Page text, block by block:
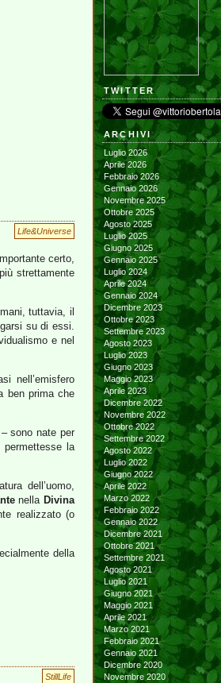
Life&Universe
certo,
strettamente
tuttavia, il
su di essi.
e nel
nell’emisfero
ben prima che
sono nate per
permettesse la
dell’uomo,
nella Divina
realizzato (o
della
StillLife
TWITTER
ARCHIVI
Luglio 2026
Aprile 2026
Febbraio 2026
Gennaio 2026
Novembre 2025
Ottobre 2025
Agosto 2025
Luglio 2025
Giugno 2025
Gennaio 2025
Luglio 2024
Aprile 2024
Gennaio 2024
Dicembre 2023
Ottobre 2023
Settembre 2023
Agosto 2023
Luglio 2023
Giugno 2023
Maggio 2023
Aprile 2023
Dicembre 2022
Novembre 2022
Ottobre 2022
Settembre 2022
Agosto 2022
Luglio 2022
Giugno 2022
Aprile 2022
Marzo 2022
Febbraio 2022
Gennaio 2022
Dicembre 2021
Ottobre 2021
Settembre 2021
Agosto 2021
Luglio 2021
Giugno 2021
Maggio 2021
Aprile 2021
Marzo 2021
Febbraio 2021
Gennaio 2021
Dicembre 2020
Novembre 2020